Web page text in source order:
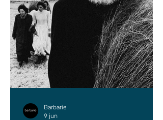
Barbarie
9 jun